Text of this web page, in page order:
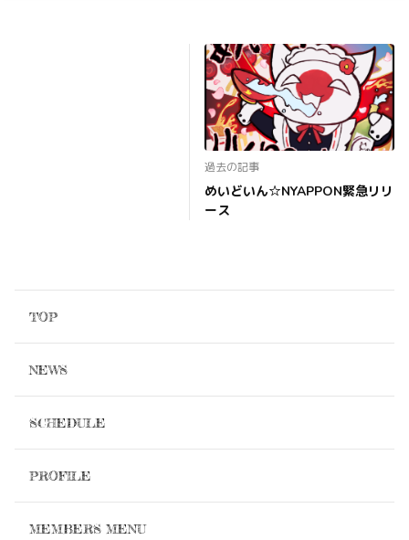
過去の記事
めいどいん☆NYAPPON緊急リリ
ース
TOP
NEWS
SCHEDULE
PROFILE
MEMBERS MENU